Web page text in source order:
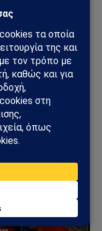
Η
GSI – Η Γαλλία
παιχνίδι